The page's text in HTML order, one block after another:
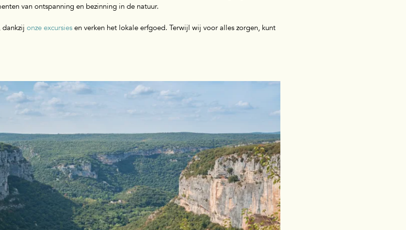
van ontspanning en bezinning in de natuur.
onze excursiesen verken het lokale erfgoed. Terwijl wij voor alles zorgen, kunt